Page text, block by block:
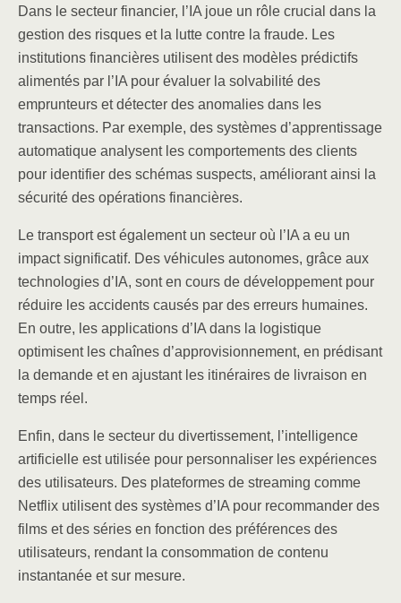
Dans le secteur financier, l’IA joue un rôle crucial dans la
gestion des risques et la lutte contre la fraude. Les
institutions financières utilisent des modèles prédictifs
alimentés par l’IA pour évaluer la solvabilité des
emprunteurs et détecter des anomalies dans les
transactions. Par exemple, des systèmes d’apprentissage
automatique analysent les comportements des clients
pour identifier des schémas suspects, améliorant ainsi la
sécurité des opérations financières.
Le transport est également un secteur où l’IA a eu un
impact significatif. Des véhicules autonomes, grâce aux
technologies d’IA, sont en cours de développement pour
réduire les accidents causés par des erreurs humaines.
En outre, les applications d’IA dans la logistique
optimisent les chaînes d’approvisionnement, en prédisant
la demande et en ajustant les itinéraires de livraison en
temps réel.
Enfin, dans le secteur du divertissement, l’intelligence
artificielle est utilisée pour personnaliser les expériences
des utilisateurs. Des plateformes de streaming comme
Netflix utilisent des systèmes d’IA pour recommander des
films et des séries en fonction des préférences des
utilisateurs, rendant la consommation de contenu
instantanée et sur mesure.